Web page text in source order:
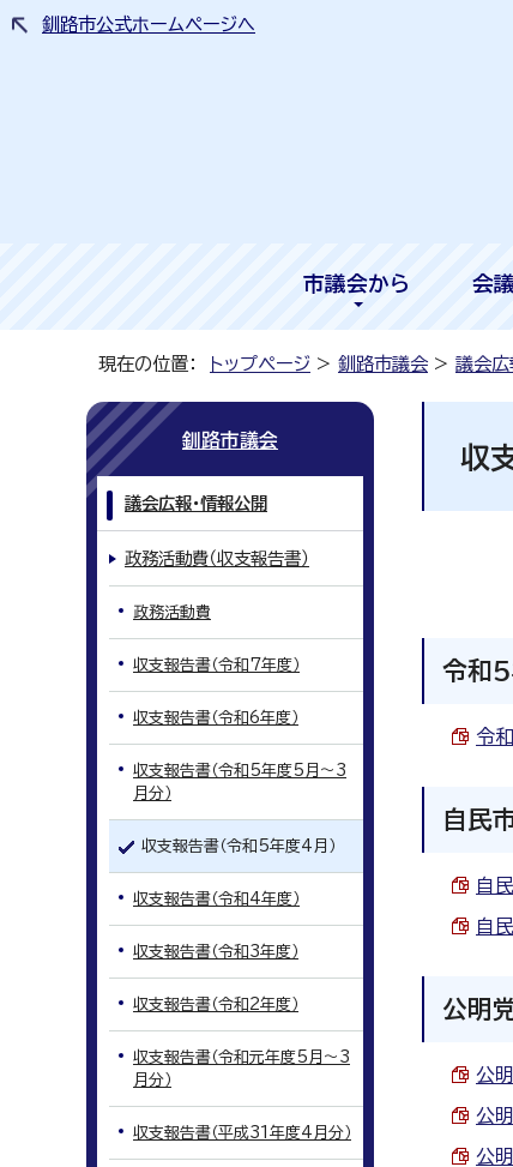
釧路市公式ホームページへ
市議会から 会
現在の位置： トップページ > 釧路市議会 > 議会広
収
令和
令
自民
自
自
公明
公
公
公
釧路市議会
議会広報・情報公開
政務活動費（収支報告書）
政務活動費
収支報告書（令和7年度）
収支報告書（令和6年度）
収支報告書（令和5年度5月～3
月分）
収支報告書（令和5年度4月）
収支報告書（令和4年度）
収支報告書（令和3年度）
収支報告書（令和2年度）
収支報告書（令和元年度5月～3
月分）
収支報告書（平成31年度4月分）